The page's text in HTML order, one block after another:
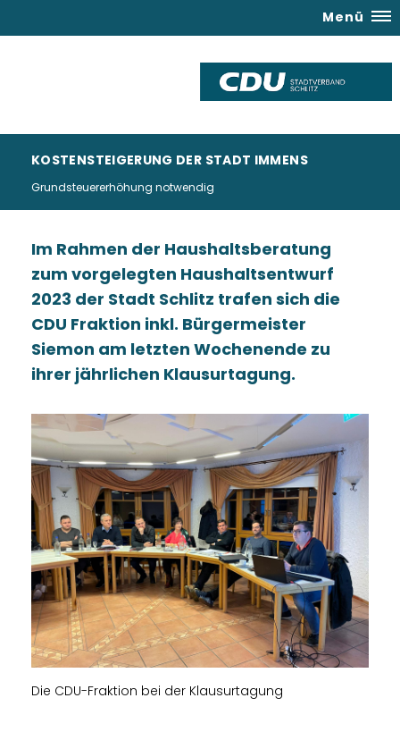
Menü
KOSTENSTEIGERUNG DER STADT IMMENS
Grundsteuererhöhung notwendig
Im Rahmen der Haushaltsberatung
zum vorgelegten Haushaltsentwurf
2023 der Stadt Schlitz trafen sich die
CDU Fraktion inkl. Bürgermeister
Siemon am letzten Wochenende zu
ihrer jährlichen Klausurtagung.
Die CDU-Fraktion bei der Klausurtagung